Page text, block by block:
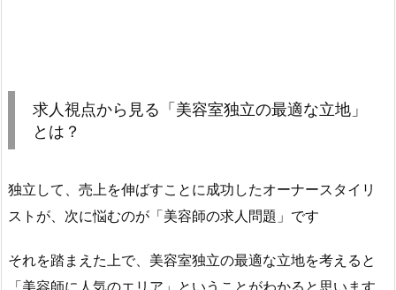
求人視点から見る「美容室独立の最適な立地」
とは？
独立して、売上を伸ばすことに成功したオーナースタイリ
ストが、次に悩むのが「美容師の求人問題」です
それを踏まえた上で、美容室独立の最適な立地を考えると